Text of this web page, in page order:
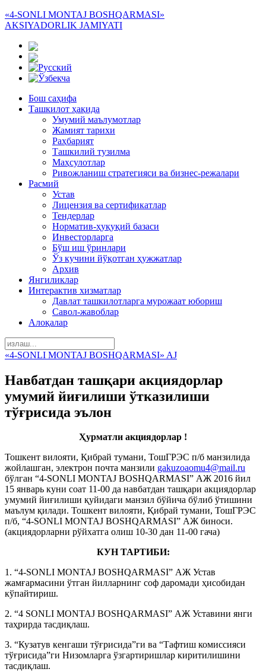
«4-SONLI MONTAJ BOSHQARMASI»
AKSIYADORLIK JAMIYATI
Бош саҳифа
Ташкилот ҳақида
Умумий маълумотлар
Жамият тарихи
Раҳбарият
Ташкилий тузилма
Маҳсулотлар
Ривожланиш стратегияси ва бизнес-режалари
Расмий
Устав
Лицензия ва сертификатлар
Тендерлар
Норматив-ҳуқуқий базаси
Инвесторларга
Бўш иш ўринлари
Ўз кучини йўқотган ҳужжатлар
Архив
Янгиликлар
Интерактив хизматлар
Давлат ташкилотларга мурожаат юбориш
Савол-жавоблар
Алоқалар
«4-SONLI MONTAJ BOSHQARMASI» AJ
Навбатдан ташқари акциядорлар
умумий йиғилиши ўтказилиши
тўғрисида эълон
Ҳурматли акциядорлар !
Тошкент вилояти, Қибрай тумани, ТошГРЭС п/б манзилида
жойлашган, электрон почта манзили gakuzoaomu4@mail.ru
бўлган “4-SONLI MONTAJ BOSHQARMASI” АЖ 2016 йил
15 январь куни соат 11-00 да навбатдан ташқари акциядорлар
умумий йиғилиши қуйидаги манзил бўйича бўлиб ўтишини
маълум қилади. Тошкент вилояти, Қибрай тумани, ТошГРЭС
п/б, “4-SONLI MONTAJ BOSHQARMASI” АЖ биноси.
(акциядорларни рўйхатга олиш 10-30 дан 11-00 гача)
КУН ТАРТИБИ:
1. “4-SONLI MONTAJ BOSHQARMASI” АЖ Устав
жамғармасини ўтган йилларнинг соф даромади ҳисобидан
кўпайтириш.
2. “4 SONLI MONTAJ BOSHQARMASI” АЖ Уставини янги
таҳрирда тасдиқлаш.
3. “Кузатув кенгаши тўғрисида”ги ва “Тафтиш комиссияси
тўғрисида”ги Низомларга ўзгартиришлар киритилишини
тасдиқлаш.